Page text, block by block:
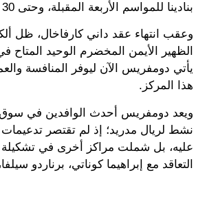
بنادينا للمواسم الأربعة المقبلة، وحتى 30 يونيو 2030”.
وعقب انتهاء عقد داني كارفاخال، ظل
الظهير الأيمن المخضرم الوحيد المتاح
يأتي دومفريس الآن ليوفر المنافسة
هذا المركز.
ويعد دومفريس أحدث الوافدين في سوق
نشط لريال مدريد؛ إذ لم تقتصر
عليه، بل شملت مراكز أخرى في تشكيلة
التعاقد مع إبراهيما كوناتي، برناردو